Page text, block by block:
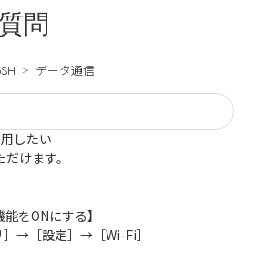
問
データ通信
したい
けます。
をONにする】
→［設定］→［Wi-Fi］